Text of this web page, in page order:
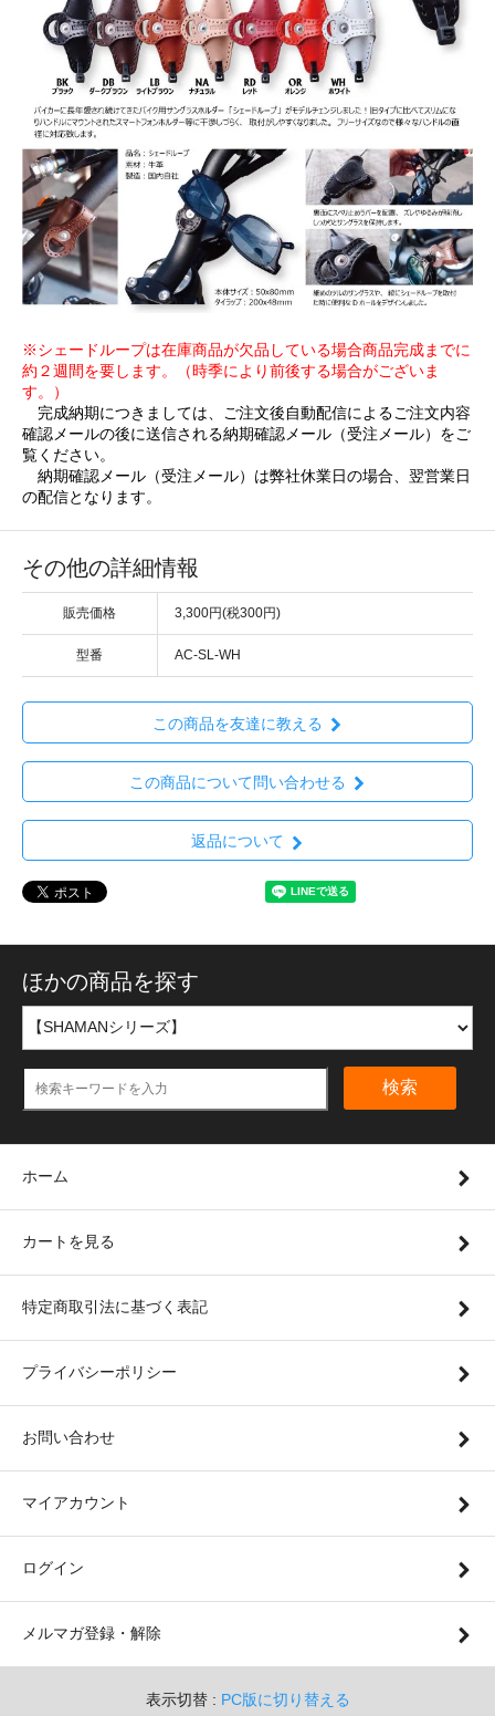
※シェードループは在庫商品が欠品している場合商品完成までに
約２週間を要します。（時季により前後する場合がございま
す。）
完成納期につきましては、ご注文後自動配信によるご注文内容
確認メールの後に送信される納期確認メール（受注メール）をご
覧ください。
納期確認メール（受注メール）は弊社休業日の場合、翌営業日
の配信となります。
その他の詳細情報
販売価格 3,300円(税300円)
型番 AC-SL-WH
この商品を友達に教える
この商品について問い合わせる
返品について
ほかの商品を探す
検索
ホーム
カートを見る
特定商取引法に基づく表記
プライバシーポリシー
お問い合わせ
マイアカウント
ログイン
メルマガ登録・解除
表示切替 : PC版に切り替える